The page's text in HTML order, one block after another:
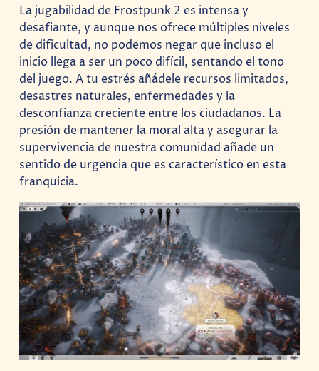
La jugabilidad de Frostpunk 2 es intensa y
desafiante, y aunque nos ofrece múltiples niveles
de dificultad, no podemos negar que incluso el
inicio llega a ser un poco difícil, sentando el tono
del juego. A tu estrés añádele recursos limitados,
desastres naturales, enfermedades y la
desconfianza creciente entre los ciudadanos. La
presión de mantener la moral alta y asegurar la
supervivencia de nuestra comunidad añade un
sentido de urgencia que es característico en esta
franquicia.